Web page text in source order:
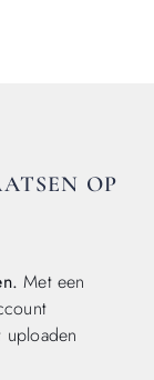
OP
Met een
uploaden